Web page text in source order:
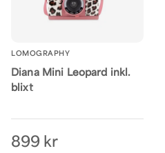
LOMOGRAPHY
Diana Mini Leopard inkl.
blixt
899 kr